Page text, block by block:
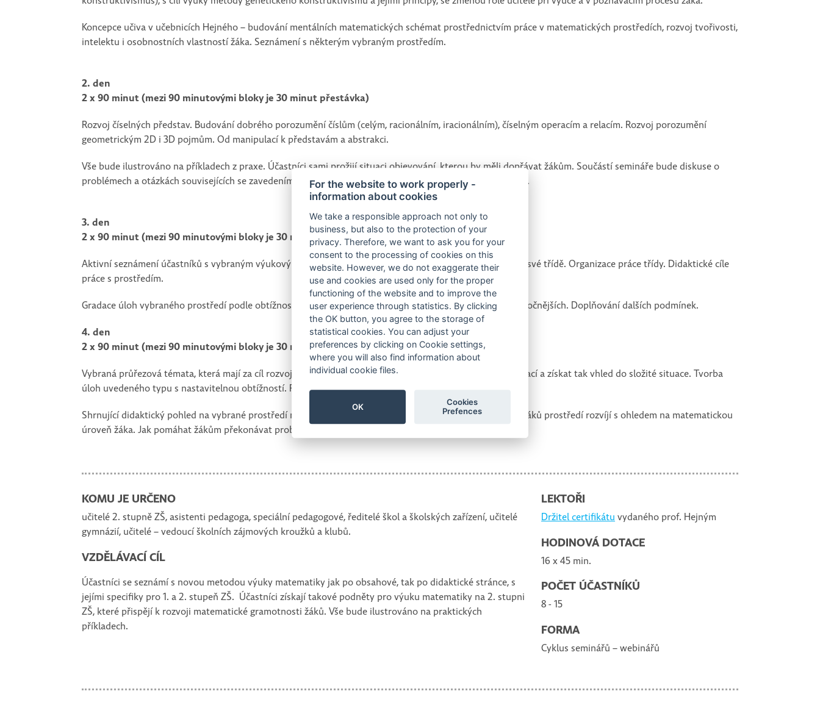
Koncepce učiva v učebnicích Hejného – budování mentálních matematických schémat prostřednictvím práce v matematických prostředích, rozvoj tvořivosti,
intelektu i osobnostních vlastností žáka. Seznámení s některým vybraným prostředím.
2. den
2 x 90 minut (mezi 90 minutovými bloky je 30 minut přestávka)
Rozvoj číselných představ. Budování dobrého porozumění číslům (celým, racionálním, iracionálním), číselným operacím a relacím. Rozvoj porozumění
geometrickým 2D i 3D pojmům. Od manipulací k představám a abstrakci.
Vše bude ilustrováno na příkladech z praxe. Účastníci sami prožijí situaci objevování, kterou by měli dopřávat žákům. Součástí semináře bude diskuse o
problémech a otázkách souvisejících se zavedením inovativního pojetí matematiky a přístupu k vyučování.
3. den
2 x 90 minut (mezi 90 minutovými bloky je 30 minut přestávka)
Aktivní seznámení účastníků s vybraným výukovým prostředím způsobem, který učitel může aplikovat ve své třídě. Organizace práce třídy. Didaktické cíle
práce s prostředím.
Gradace úloh vybraného prostředí podle obtížnosti, řešení úloh různé úrovně. Tvorba úloh snadných i náročnějších. Doplňování dalších podmínek.
4. den
2 x 90 minut (mezi 90 minutovými bloky je 30 minut přestávka)
Vybraná průřezová témata, která mají za cíl rozvoj schopnosti vzájemně propojit více různorodých informací a získat tak vhled do složité situace. Tvorba
úloh uvedeného typu s nastavitelnou obtížností. Různé žákovské postupy při řešení.
Shrnující didaktický pohled na vybrané prostředí na 2. stupni ZŠ. Jaké znalosti, schopnosti a dovednosti žáků prostředí rozvíjí s ohledem na matematickou
úroveň žáka. Jak pomáhat žákům překonávat problémy. Jaké úlohy dávat žákům nadaným.
KOMU JE URČENO
učitelé 2. stupně ZŠ, asistenti pedagoga, speciální pedagogové, ředitelé škol a školských zařízení, učitelé
gymnázií, učitelé – vedoucí školních zájmových kroužků a klubů.
VZDĚLÁVACÍ CÍL
Účastníci se seznámí s novou metodou výuky matematiky jak po obsahové, tak po didaktické stránce, s
jejími specifiky pro 1. a 2. stupeň ZŠ. Účastníci získají takové podněty pro výuku matematiky na 2. stupni
ZŠ, které přispějí k rozvoji matematické gramotnosti žáků. Vše bude ilustrováno na praktických
příkladech.
LEKTOŘI
Držitel certifikátu vydaného prof. Hejným
HODINOVÁ DOTACE
16 x 45 min.
POČET ÚČASTNÍKŮ
8 - 15
FORMA
Cyklus seminářů – webinářů
For the website to work properly -
information about cookies
We take a responsible approach not only to
business, but also to the protection of your
privacy. Therefore, we want to ask you for your
consent to the processing of cookies on this
website. However, we do not exaggerate their
use and cookies are used only for the proper
functioning of the website and to improve the
user experience through statistics. By clicking
the OK button, you agree to the storage of
statistical cookies. You can adjust your
preferences by clicking on Cookie settings,
where you will also find information about
individual cookie files.
OK
Cookies
Prefences